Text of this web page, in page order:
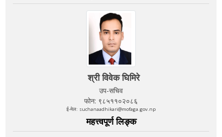
श्री विवेक घिमिरे
उप-सचिव
फोन: ९८५११०२०८६
ई-मेल: suchanaadhikari@mofaga.gov.np
महत्त्वपूर्ण लिङ्क